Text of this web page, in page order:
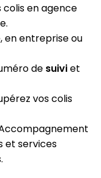
colis en agence
en entreprise ou
de suiviet
vos colis
et services